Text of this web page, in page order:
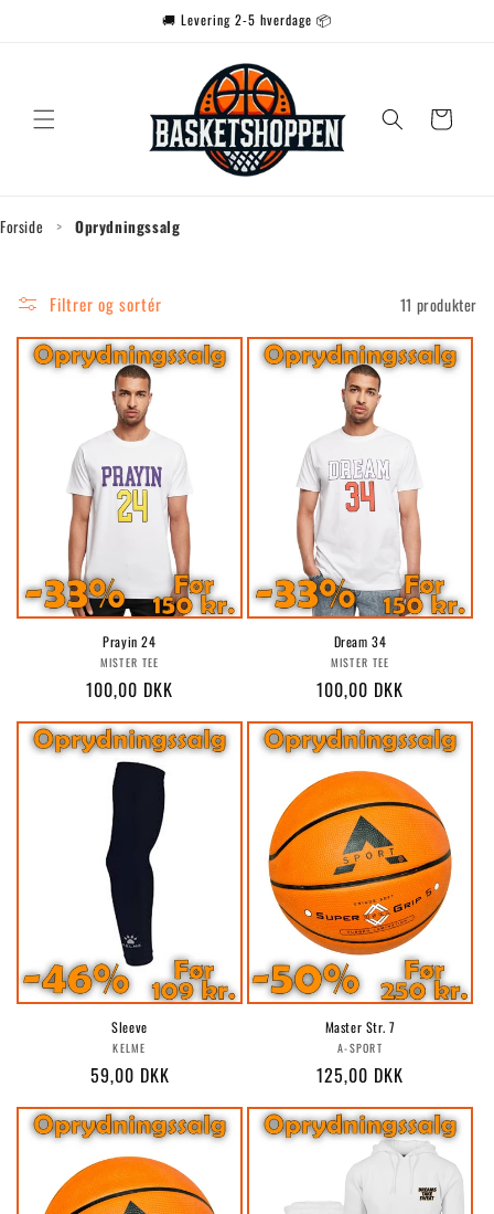
🚚 Levering 2-5 hverdage 📦
Indkøbskurv
Forside > Oprydningssalg
Filtrer og sortér 11 produkter
Prayin 24
Forhandler:
MISTER TEE
Normalpris
100,00 DKK
Dream 34
Forhandler:
MISTER TEE
Normalpris
100,00 DKK
Sleeve
Forhandler:
KELME
Normalpris
59,00 DKK
Master Str. 7
Forhandler:
A-SPORT
Normalpris
125,00 DKK